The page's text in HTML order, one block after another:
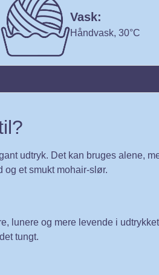
Vask:
Håndvask, 30°C
udtryk. Det kan bruges alene,
og et smukt mohair-slør.
lunere og mere levende i
tungt.